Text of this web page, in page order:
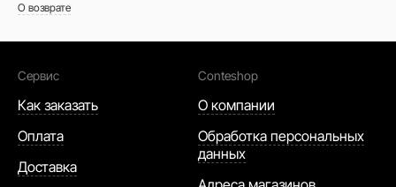
О возврате
Сервис
Как заказать
Оплата
Доставка
Conteshop
О компании
Обработка персональных
данных